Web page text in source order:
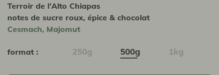
Terroir de l'Alto Chiapas
notes de sucre roux, épice & chocolat
Cesmach, Majomut
format : 250g 500g 1kg